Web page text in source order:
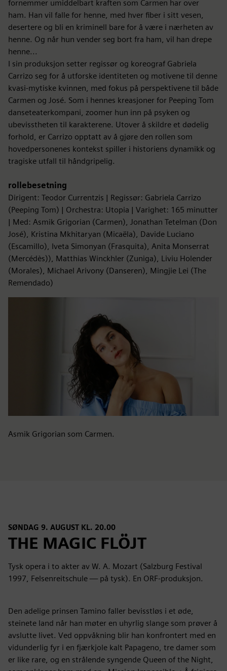
fornemmer umiddelbart kraften som Carmen har over
ham. Han vil falle for henne, med hver fiber i sitt vesen,
desertere og bli en kriminell bare for å være i nærheten av
henne. Og når hun vender seg bort fra ham, vil han drepe
henne...
I sin produksjon setter regissør og koreograf Gabriela
Carrizo seg for å utforske identiteten og motivene til denne
kvasi-mytiske kvinnen, med fokus på perspektivene til både
Carmen og José. Som i hennes kreasjoner for Peeping Tom
danseteaterkompani, zoomer hun inn på psyken og
ubevisstheten til karakterene. Utover å skildre et dødelig
forhold, er Carrizo opptatt av å gjøre den rollen som
hovedpersonenes kontekst spiller i historiens dynamikk og
tragiske utfall til håndgripelig.
rollebesetning
Dirigent: Teodor Currentzis | Regissør: Gabriela Carrizo
(Peeping Tom) | Orchestra: Utopia | Varighet: 165 minutter
| Med: Asmik Grigorian (Carmen), Jonathan Tetelman (Don
José), Kristina Mkhitaryan (Micaëla), Davide Luciano
(Escamillo), Iveta Simonyan (Frasquita), Anita Monserrat
(Mercédès)), Matthias Winckhler (Zuniga), Liviu Holender
(Morales), Michael Arivony (Danseren), Mingjie Lei (The
Remendado)
Asmik Grigorian som Carmen.
SØNDAG 9. AUGUST KL. 20.00
THE MAGIC FLÖJT
Tysk opera i to akter av W. A. Mozart (Salzburg Festival
1997, Felsenreitschule — på tysk). En ORF-produksjon.
Den adelige prinsen Tamino faller bevisstløs i et øde,
steinete land når han møter en uhyrlig slange som prøver å
avslutte livet. Ved oppvåkning blir han konfrontert med en
vidunderlig fyr i en fjærkjole kalt Papageno, tre damer som
er like rare, og en strålende syngende Queen of the Night,